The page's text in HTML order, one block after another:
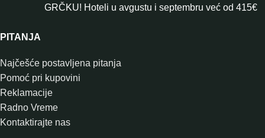
GRČKU! Hoteli u avgustu i septembru već od 415€
PITANJA
Najčešće postavljena pitanja
Pomoć pri kupovini
Reklamacije
Radno Vreme
Kontaktirajte nas